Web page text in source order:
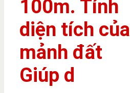
100m. Tính
diện tích của
mảnh đất
Giúp d